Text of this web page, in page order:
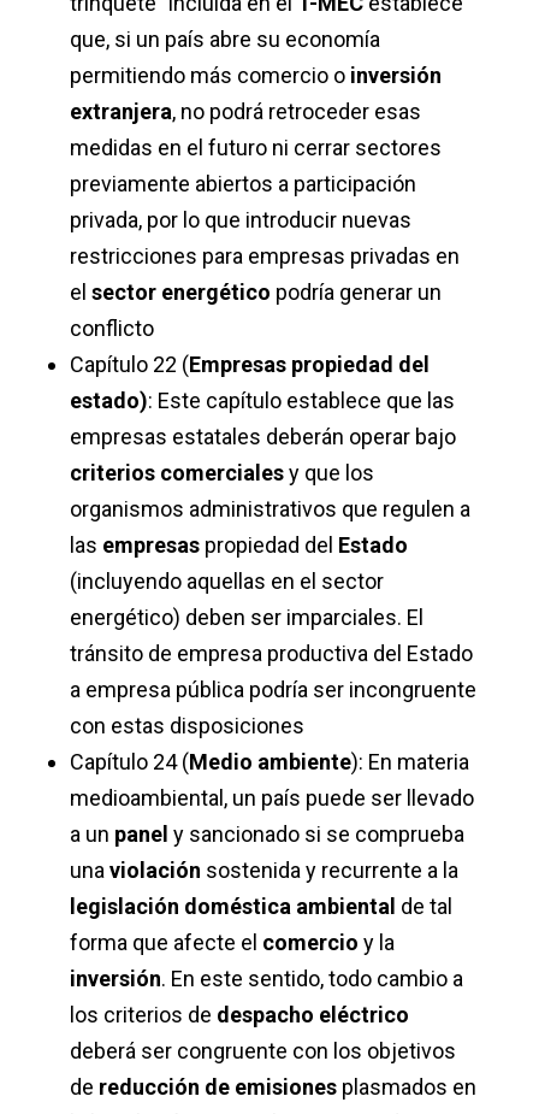
que, si un país abre su economía
permitiendo más comercio o inversión
extranjera, no podrá retroceder esas
medidas en el futuro ni cerrar sectores
previamente abiertos a participación
privada, por lo que introducir nuevas
restricciones para empresas privadas en
el sector energético podría generar un
conflicto
Capítulo 22 (Empresas propiedad del
estado): Este capítulo establece que las
empresas estatales deberán operar bajo
criterios comercialesy que los
organismos administrativos que regulen a
las empresas propiedad del Estado
(incluyendo aquellas en el sector
energético) deben ser imparciales. El
tránsito de empresa productiva del Estado
a empresa pública podría ser incongruente
con estas disposiciones
Capítulo 24 (Medio ambiente): En materia
medioambiental, un país puede ser llevado
a un panel y sancionado si se comprueba
una violación sostenida y recurrente a la
legislación doméstica ambiental de tal
forma que afecte el comercio y la
inversión. En este sentido, todo cambio a
los criterios de despacho eléctrico
deberá ser congruente con los objetivos
de reducción de emisiones plasmados en